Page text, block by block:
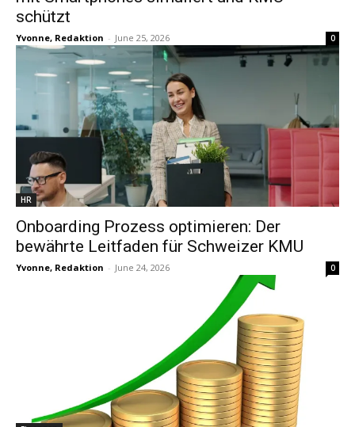
schützt
Yvonne, Redaktion - June 25, 2026 0
HR
Onboarding Prozess optimieren: Der
bewährte Leitfaden für Schweizer KMU
Yvonne, Redaktion - June 24, 2026 0